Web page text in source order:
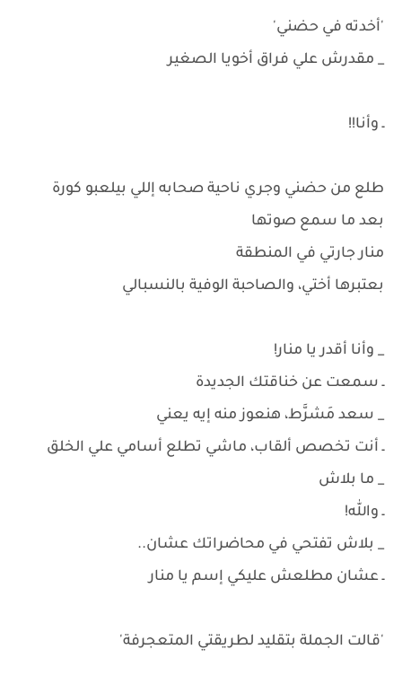
'أخدته في حضني'
_ مقدرش علي فراق أخويا الصغير
ـ وأنا!!
طلع من حضني وجري ناحية صحابه إللي بيلعبو كورة
بعد ما سمع صوتها
منار جارتي في المنطقة
بعتبرها أختي، والصاحبة الوفية بالنسبالي
_ وأنا أقدر يا منار!
ـ سمعت عن خناقتك الجديدة
_ سعد مَشرَّط، هنعوز منه إيه يعني
ـ أنت تخصص ألقاب، ماشي تطلع أسامي علي الخلق
_ ما بلاش
ـ والله!
_ بلاش تفتحي في محاضراتك عشان..
ـ عشان مطلعش عليكي إسم يا منار
'قالت الجملة بتقليد لطريقتي المتعجرفة'